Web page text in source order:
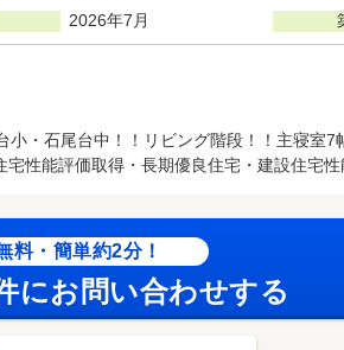
2026年7月
小・石尾台中！！リビング階段！！主寝室
性能評価取得・長期優良住宅・建設住宅
料・簡単約2分！
にお問い合わせする